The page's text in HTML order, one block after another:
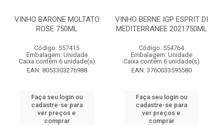
VINHO BARONE MOLTATO
ROSE 750ML
Código: 557415
Embalagem: Unidade
Caixa contém 6 unidade(s)
EAN: 8053303276988
Faça seu login ou
cadastre-se para
ver preços e
comprar
VINHO BERNE IGP ESPRIT DI
MEDITERRANEE 2021750ML
Código: 554764
Embalagem: Unidade
Caixa contém 6 unidade(s)
EAN: 3760033595580
Faça seu login ou
cadastre-se para
ver preços e
comprar